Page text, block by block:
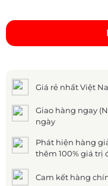
Giá rẻ nhất Việt
Giao hàng ngay
ngày
Phát hiện hàng
thêm 100% giá trị
Cam kết hàng